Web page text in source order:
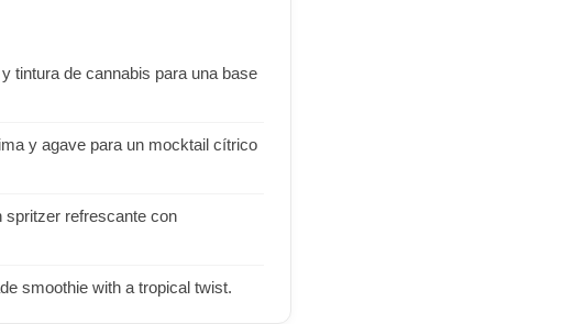
tintura de cannabis para una base
y agave para un mocktail cítrico
spritzer refrescante con
smoothie with a tropical twist.